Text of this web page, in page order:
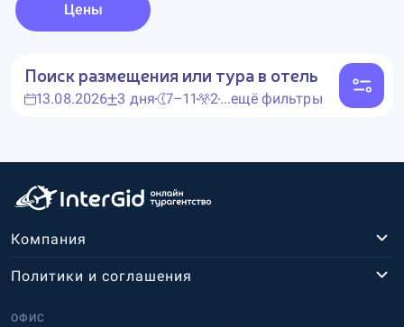
Цены
Поиск размещения или тура в отель
13.08.2026 3 дня 7–11 2...ещё фильтры
Компания
ОФИС
Политики и соглашения